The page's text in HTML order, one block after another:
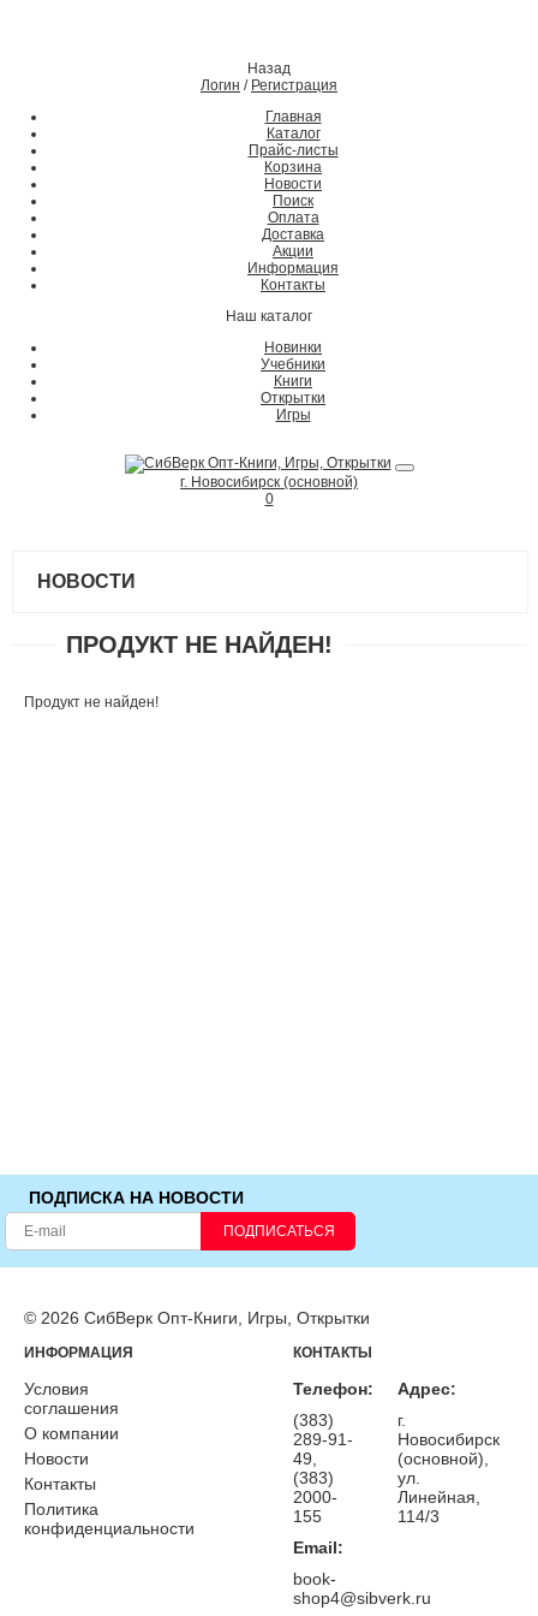
Назад
Логин / Регистрация
Главная
Каталог
Прайс-листы
Корзина
Новости
Поиск
Оплата
Доставка
Акции
Информация
Контакты
Наш каталог
Новинки
Учебники
Книги
Открытки
Игры
г. Новосибирск (основной)
0
НОВОСТИ
ПРОДУКТ НЕ НАЙДЕН!
Продукт не найден!
ПОДПИСКА НА НОВОСТИ
ПОДПИСАТЬСЯ
© 2026 СибВерк Опт-Книги, Игры, Открытки
ИНФОРМАЦИЯ
Условия
соглашения
О компании
Новости
Контакты
Политика
конфиденциальности
КОНТАКТЫ
Телефон:
(383)
289-91-
49,
(383)
2000-
155
Email:
book-
shop4@sibverk.ru
Адрес:
г.
Новосибирск
(основной),
ул.
Линейная,
114/3